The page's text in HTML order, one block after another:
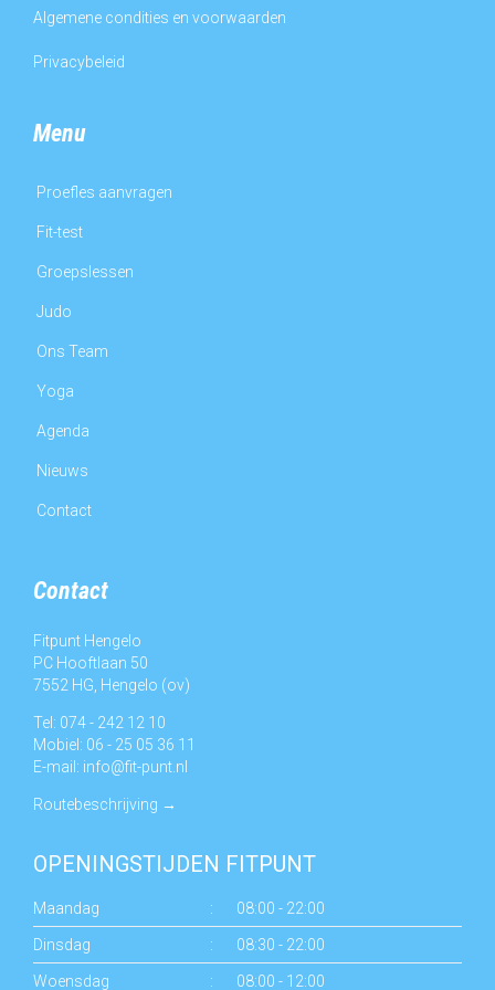
Algemene condities en voorwaarden
Privacybeleid
Menu
Proefles aanvragen
Fit-test
Groepslessen
Judo
Ons Team
Yoga
Agenda
Nieuws
Contact
Contact
Fitpunt Hengelo
PC Hooftlaan 50
7552 HG, Hengelo (ov)
Tel: 074 - 242 12 10
Mobiel: 06 - 25 05 36 11
E-mail: info@fit-punt.nl
Routebeschrijving →
OPENINGSTIJDEN FITPUNT
Maandag : 08:00 - 22:00
Dinsdag : 08:30 - 22:00
Woensdag : 08:00 - 12:00